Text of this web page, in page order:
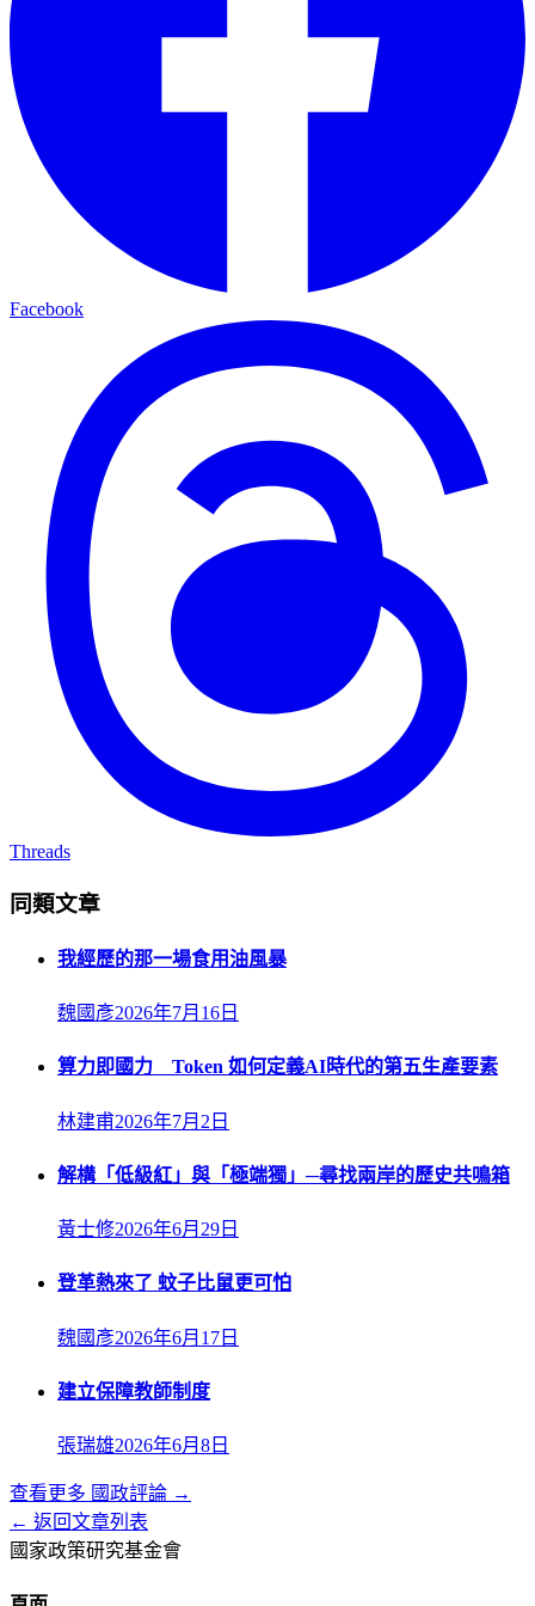
Facebook
Threads
同類文章
我經歷的那一場食用油風暴
魏國彥2026年7月16日
算力即國力 Token 如何定義AI時代的第五生產要素
林建甫2026年7月2日
解構「低級紅」與「極端獨」─尋找兩岸的歷史共鳴箱
黃士修2026年6月29日
登革熱來了 蚊子比鼠更可怕
魏國彥2026年6月17日
建立保障教師制度
張瑞雄2026年6月8日
查看更多 國政評論 →
← 返回文章列表
國家政策研究基金會